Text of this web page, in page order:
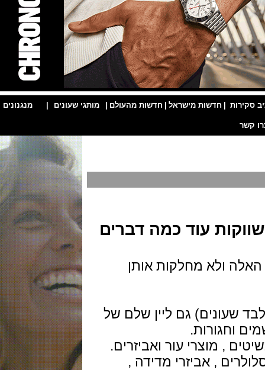
| חדשות מישראל | חדשות מהעולם | מותגי שעונים | מנגנונים |
עוד כמה דברים
ולא מחלקות אותן
גםליין שלם של
מוצרי עור ואביזרים.
, אביזרי מדידה ,